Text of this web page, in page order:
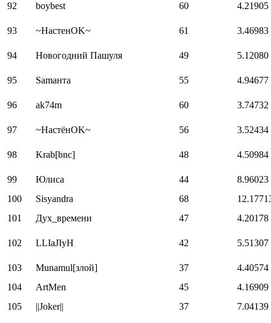
92 boybest 60 4.21905
93 ~НастенOK~ 61 3.46983
94 Новогодний Пашуля 49 5.12080
95 Sаmанта 55 4.94677
96 ak74m 60 3.74732
97 ~HастёнOK~ 56 3.52434
98 Krab[bnc] 48 4.50984
99 Юлиса 44
8.96023
100
Sisyandra 68
101
Дух_времени 47 4.20178
102 LLIaJIyH 42 5.51307
103 Munamul[злой] 37
4.40574
104
ArtMen 45
4.16909
105
||Joker|| 37 7.04139